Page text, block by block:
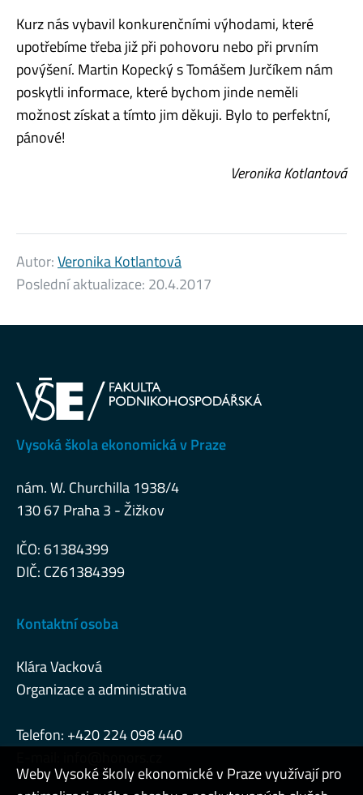
Kurz nás vybavil konkurenčními výhodami, které
upotřebíme třeba již při pohovoru nebo při prvním
povýšení. Martin Kopecký s Tomášem Jurčíkem nám
poskytli informace, které bychom jinde neměli
možnost získat a tímto jim děkuji. Bylo to perfektní,
pánové!
Veronika Kotlantová
Autor:Veronika Kotlantová
Poslední aktualizace: 20.4.2017
Vysoká škola ekonomická v Praze
nám. W. Churchilla 1938/4
130 67 Praha 3 - Žižkov
IČO: 61384399
DIČ: CZ61384399
Kontaktní osoba
Klára Vacková
Organizace a administrativa
Telefon: +420 224 098 440
Weby Vysoké školy ekonomické v Praze využívají pro